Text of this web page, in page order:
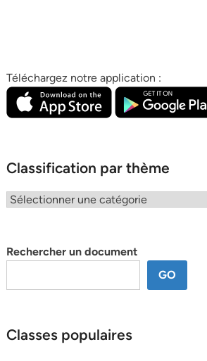
Téléchargez notre application :
Classification par thème
Classification
Rechercher un document
GO
Classes populaires